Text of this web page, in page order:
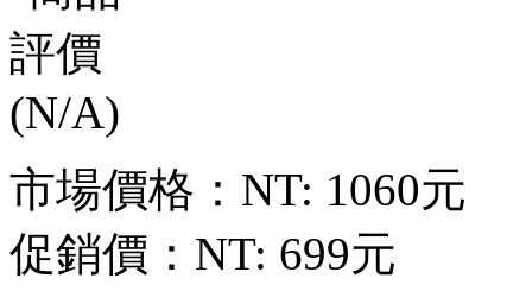
市場價格： NT: 1060元
促銷價： NT: 699元